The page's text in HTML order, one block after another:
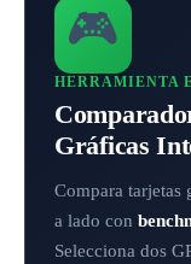
🎮
HERRAMIENTA
Gráficas
Compara
a lado con
Selecciona dos